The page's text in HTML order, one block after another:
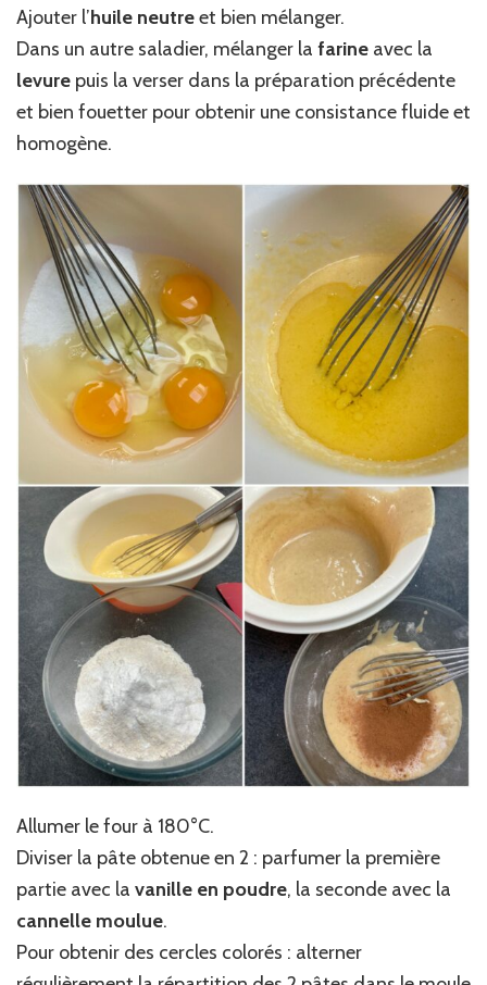
Ajouter l’huile neutreet bien mélanger.
Dans un autre saladier, mélanger la farine avec la
levure puis la verser dans la préparation précédente
et bien fouetter pour obtenir une consistance fluide et
homogène.
Allumer le four à 180°C.
Diviser la pâte obtenue en 2 : parfumer la première
partie avec la vanille en poudre, la seconde avec la
cannelle moulue.
Pour obtenir des cercles colorés : alterner